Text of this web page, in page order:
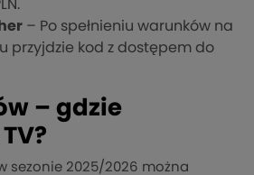
– Po spełnieniu warunków na
przyjdzie kod z dostępem do
– gdzie
sezonie 2025/2026 można